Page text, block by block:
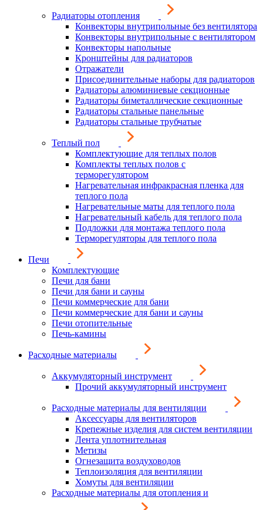
Радиаторы отопления
Конвекторы внутрипольные без вентилятора
Конвекторы внутрипольные с вентилятором
Конвекторы напольные
Кронштейны для радиаторов
Отражатели
Присоединительные наборы для радиаторов
Радиаторы алюминиевые секционные
Радиаторы биметаллические секционные
Радиаторы стальные панельные
Радиаторы стальные трубчатые
Теплый пол
Комплектующие для теплых полов
Комплекты теплых полов с
терморегулятором
Нагревательная инфракрасная пленка для
теплого пола
Нагревательные маты для теплого пола
Нагревательный кабель для теплого пола
Подложки для монтажа теплого пола
Терморегуляторы для теплого пола
Печи
Комплектующие
Печи для бани
Печи для бани и сауны
Печи коммерческие для бани
Печи коммерческие для бани и сауны
Печи отопительные
Печь-камины
Расходные материалы
Аккумуляторный инструмент
Прочий аккумуляторный инструмент
Расходные материалы для вентиляции
Аксессуары для вентиляторов
Крепежные изделия для систем вентиляции
Лента уплотнительная
Метизы
Огнезащита воздуховодов
Теплоизоляция для вентиляции
Хомуты для вентиляции
Расходные материалы для отопления и